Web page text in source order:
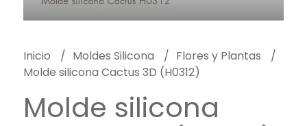
Inicio Moldes Silicona
Flores y Plantas
Molde silicona Cactus 3D (H0312)
Molde silicona